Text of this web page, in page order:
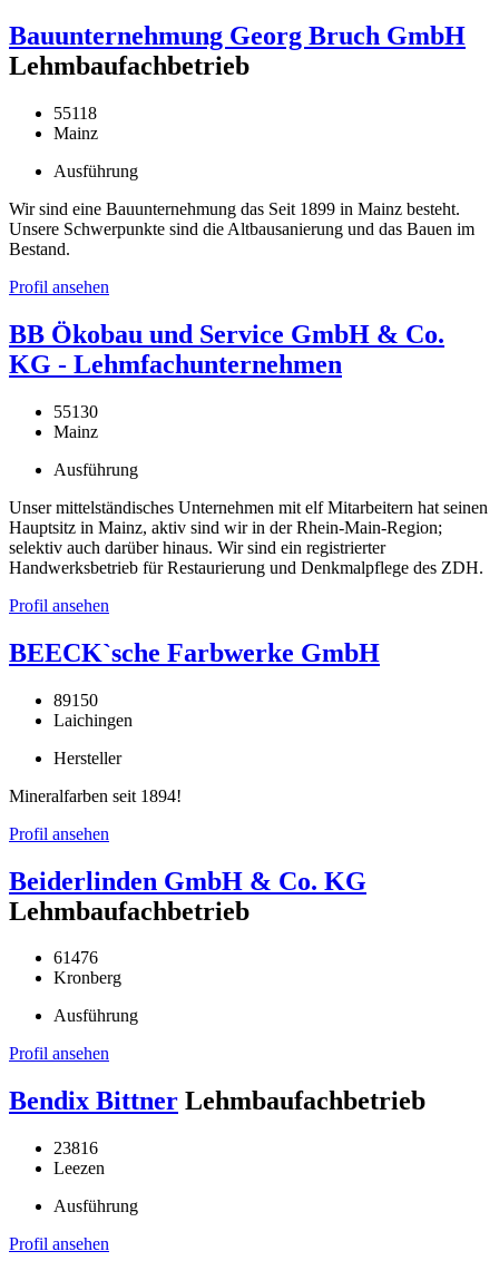
Bauunternehmung Georg Bruch GmbH
Lehmbaufachbetrieb
55118
Mainz
Ausführung
Wir sind eine Bauunternehmung das Seit 1899 in Mainz besteht.
Unsere Schwerpunkte sind die Altbausanierung und das Bauen im
Bestand.
Profil ansehen
BB Ökobau und Service GmbH & Co.
KG - Lehmfachunternehmen
55130
Mainz
Ausführung
Unser mittelständisches Unternehmen mit elf Mitarbeitern hat seinen
Hauptsitz in Mainz, aktiv sind wir in der Rhein-Main-Region;
selektiv auch darüber hinaus. Wir sind ein registrierter
Handwerksbetrieb für Restaurierung und Denkmalpflege des ZDH.
Profil ansehen
BEECK`sche Farbwerke GmbH
89150
Laichingen
Hersteller
Mineralfarben seit 1894!
Profil ansehen
Beiderlinden GmbH & Co. KG
Lehmbaufachbetrieb
61476
Kronberg
Ausführung
Profil ansehen
Bendix Bittner Lehmbaufachbetrieb
23816
Leezen
Ausführung
Profil ansehen